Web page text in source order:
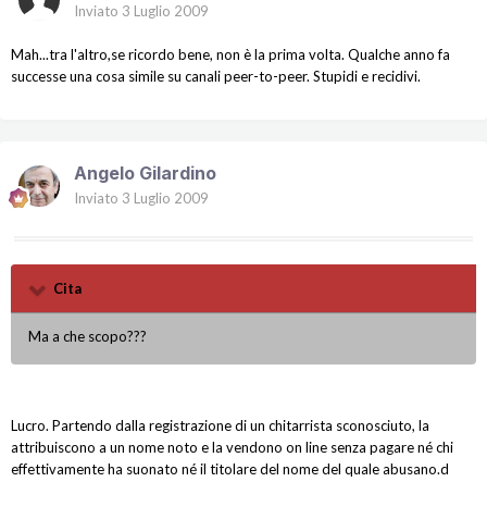
Inviato 3 Luglio 2009
Mah...tra l'altro,se ricordo bene, non è la prima volta. Qualche anno fa
successe una cosa simile su canali peer-to-peer. Stupidi e recidivi.
Angelo Gilardino
Inviato 3 Luglio 2009
Cita
Ma a che scopo???
Lucro. Partendo dalla registrazione di un chitarrista sconosciuto, la
attribuiscono a un nome noto e la vendono on line senza pagare né chi
effettivamente ha suonato né il titolare del nome del quale abusano.d